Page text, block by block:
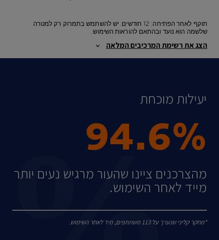
תוקף לאחר הפתיחה: 12 חודשים. יש להשתמש בתמרוק רק למטרה
שלשמה הוא נועד ובהתאם להוראות השימוש.
הצג את רשימת המרכיבים המלאה
יעילות מוכחת
94.6%
מהצרכנים ציינו שהעור מרגיש נעים יותר
מייד לאחר השימוש.
*מחקר קליני שנערך על 113 משתתפים, מיד לאחר השימוש.